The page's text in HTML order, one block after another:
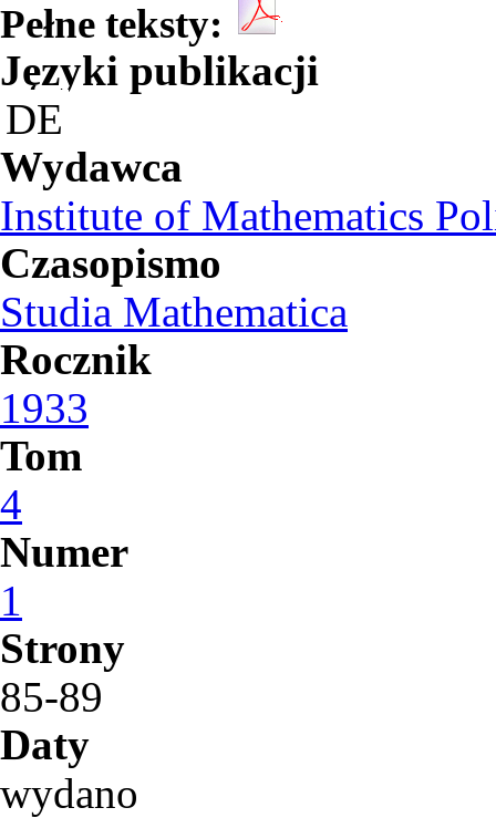
Pełne teksty:
Języki publikacji
DE
Wydawca
Institute of Mathematics
Czasopismo
Studia Mathematica
Rocznik
1933
Tom
4
Numer
1
Strony
85-89
Daty
wydano